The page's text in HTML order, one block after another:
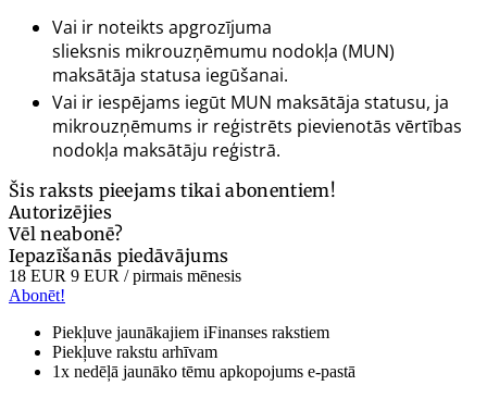
Vai ir noteikts apgrozījuma
slieksnis mikrouzņēmumu nodokļa (MUN)
maksātāja statusa iegūšanai.
Vai ir iespējams iegūt MUN maksātāja statusu, ja
mikrouzņēmums ir reģistrēts pievienotās vērtības
nodokļa maksātāju reģistrā.
Šis raksts pieejams tikai abonentiem!
Autorizējies
Vēl neabonē?
Iepazīšanās piedāvājums
18 EUR 9 EUR / pirmais mēnesis
Abonēt!
Piekļuve jaunākajiem iFinanses rakstiem
Piekļuve rakstu arhīvam
1x nedēļā jaunāko tēmu apkopojums e-pastā